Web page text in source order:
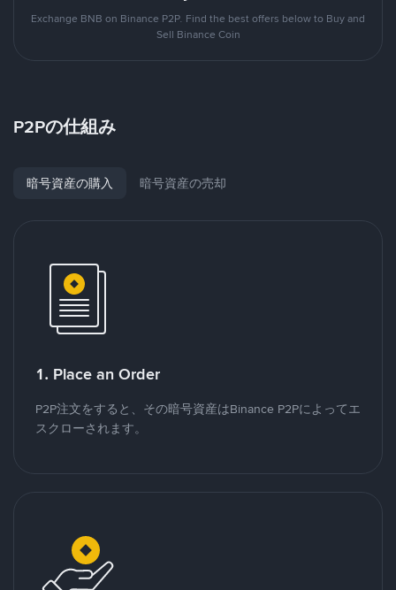
Exchange BNB on Binance P2P. Find the best offers below to Buy and
Sell Binance Coin
P2Pの仕組み
暗号資産の購入 暗号資産の売却
1. Place an Order
P2P注文をすると、その暗号資産はBinance P2Pによってエ
スクローされます。